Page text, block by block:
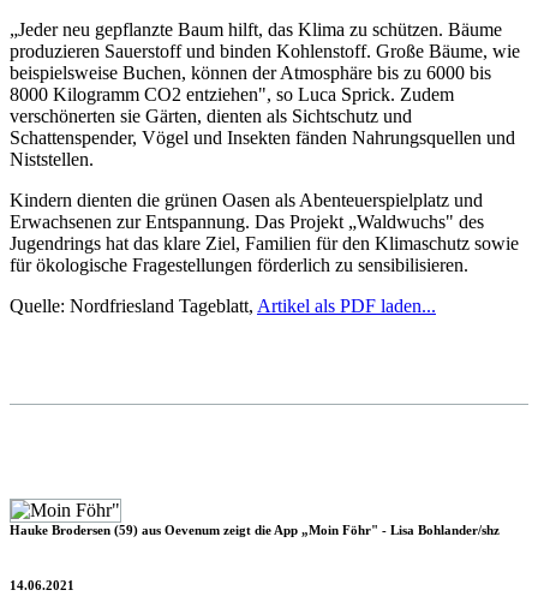
„Jeder neu gepflanzte Baum hilft, das Klima zu schützen. Bäume
produzieren Sauerstoff und binden Kohlenstoff. Große Bäume, wie
beispielsweise Buchen, können der Atmosphäre bis zu 6000 bis
8000 Kilogramm CO2 entziehen", so Luca Sprick. Zudem
verschönerten sie Gärten, dienten als Sichtschutz und
Schattenspender, Vögel und Insekten fänden Nahrungsquellen und
Niststellen.
Kindern dienten die grünen Oasen als Abenteuerspielplatz und
Erwachsenen zur Entspannung. Das Projekt „Waldwuchs" des
Jugendrings hat das klare Ziel, Familien für den Klimaschutz sowie
für ökologische Fragestellungen förderlich zu sensibilisieren.
Quelle: Nordfriesland Tageblatt, Artikel als PDF laden...
Hauke Brodersen (59) aus Oevenum zeigt die App „Moin Föhr" - Lisa Bohlander/shz
14.06.2021